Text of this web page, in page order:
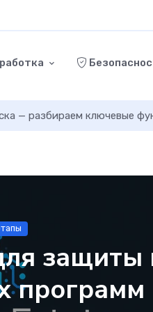
— разбираем ключевые
защиты
программ